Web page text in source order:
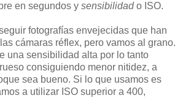
en segundos y sensibilidad o ISO.
fotografías envejecidas que han
cámaras réflex, pero vamos al grano.
una sensibilidad alta por lo tanto
consiguiendo menor nitidez, a
sea bueno. Si lo que usamos es
a utilizar ISO superior a 400,